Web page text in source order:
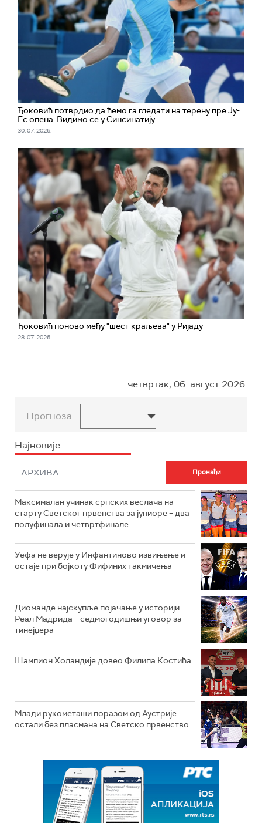
Ђоковић потврдио да ћемо га гледати на терену пре Ју-
Ес опена: Видимо се у Синсинатију
30. 07. 2026.
Ђоковић поново међу "шест краљева" у Ријаду
28. 07. 2026.
четвртак, 06. август 2026.
Прогноза
Најновије
Максималан учинак српских веслача на
старту Светског првенства за јуниоре – два
полуфинала и четвртфинале
Уефа не верује у Инфантиново извињење и
остаје при бојкоту Фифиних такмичења
Диоманде најскупље појачање у историји
Реал Мадрида – седмогодишњи уговор за
тинејџера
Шампион Холандије довео Филипа Костића
Млади рукометаши поразом од Аустрије
остали без пласмана на Светско првенство